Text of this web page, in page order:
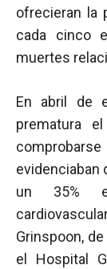
ofrecieran la
cada cinco
muertes
En abril de
prematura
evidenciaban
un 35%
Grinspoon,
el Hospital